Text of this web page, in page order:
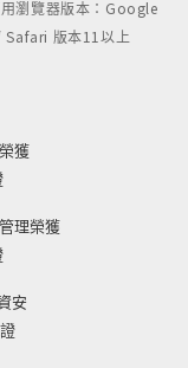
瀏覽器版本：Google
版本11以上
獲
理榮獲
安